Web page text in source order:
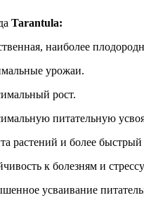
Tarantula:
наиболее
урожаи.
рост.
питательную
растений и более быстрый
к болезням и
усваивание